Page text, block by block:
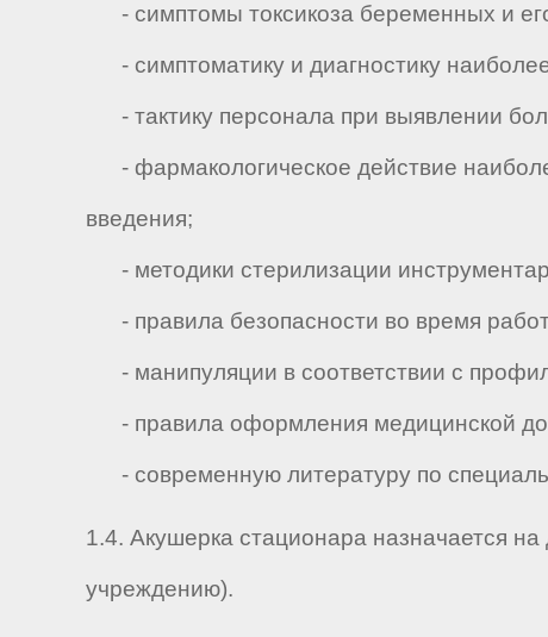
- симптомы токсикоза беременных и
- симптоматику и диагностику
- тактику персонала при выявлении
- фармакологическое действие
введения;
- методики стерилизации
- правила безопасности во время
- манипуляции в соответствии с
- правила оформления медицинской
- современную литературу по
1.4. Акушерка стационара назначается
учреждению).